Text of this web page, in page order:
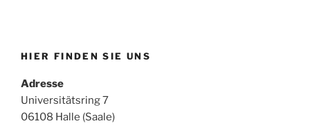
HIER FINDEN SIE UNS
Adresse
Universitätsring 7
06108 Halle (Saale)